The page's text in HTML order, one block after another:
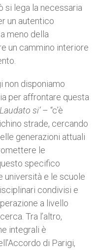
si lega la necessaria
un autentico
meno della
un cammino interiore
non disponiamo
per affrontare questa
Laudato si’– “c’è
strade, cercando
generazioni attuali
le
specifico
università e le scuole
condivisi e
a livello
Tra l’altro,
integrali è
di Parigi,